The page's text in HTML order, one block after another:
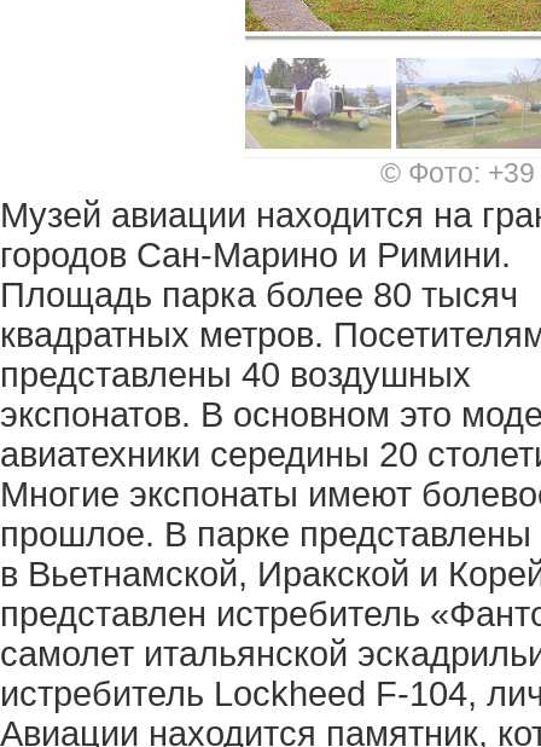
© Фото: +39
Музей авиации находится на
городов Сан-Марино и Римини.
Площадь парка более 80 тысяч
квадратных метров.
представлены 40 воздушных
экспонатов. В основном это
авиатехники середины 20
Многие экспонаты имеют
прошлое. В парке
в Вьетнамской, Иракской и
представлен истребитель
самолет итальянской
истребитель Lockheed F-104,
Авиации находится памятник,